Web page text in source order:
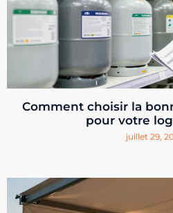
Comment choisir la
pour votre
juillet 29,